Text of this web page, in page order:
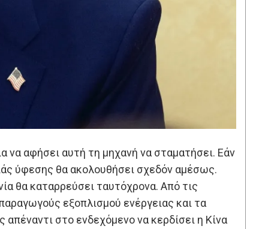
να αφήσει αυτή τη μηχανή να σταματήσει. Εάν
ύφεσης θα ακολουθήσει σχεδόν αμέσως.
θα καταρρεύσει ταυτόχρονα. Από τις
εξοπλισμού ενέργειας και τα
στο ενδεχόμενο να κερδίσει η Κίνα